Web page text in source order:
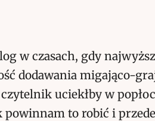
w czasach, gdy
dodawania migająco-
uciekłby w
powinnam to robić i